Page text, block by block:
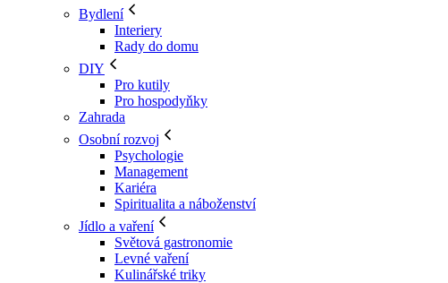
Bydlení
Interiery
Rady do domu
DIY
Pro kutily
Pro hospodyňky
Zahrada
Osobní rozvoj
Psychologie
Management
Kariéra
Spiritualita a náboženství
Jídlo a vaření
Světová gastronomie
Levné vaření
Kulinářské triky